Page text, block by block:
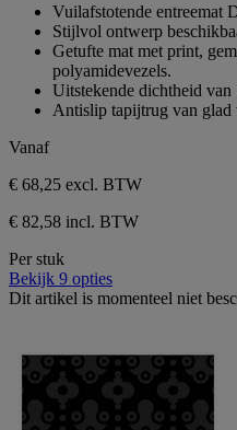
sterren.
Vuilafstotende entreemat
Stijlvol ontwerp
Getufte mat met print,
polyamidevezels.
Uitstekende dichtheid van
Antislip tapijtrug van glad
Vanaf
€ 68,25 excl. BTW
€ 82,58 incl. BTW
Per stuk
Bekijk 9 opties
Dit artikel is momenteel niet